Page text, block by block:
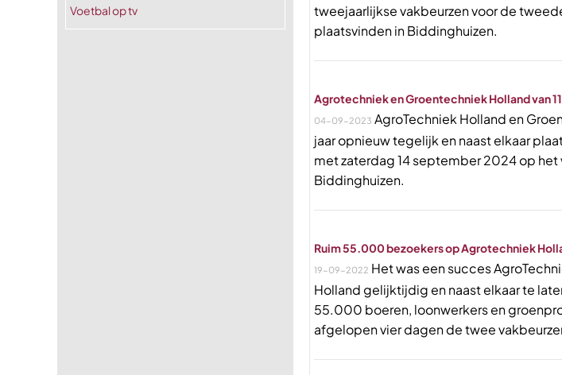
Voetbal op tv
tweejaarlijkse vakbeurzen voor de
plaatsvinden in Biddinghuizen.
Agrotechniek en Groentechniek Holland van
04-09-2023 AgroTechniek Holland en
jaar opnieuw tegelijk en naast elkaar
met zaterdag 14 september 2024 op
Biddinghuizen.
Ruim 55.000 bezoekers op Agrotechniek
19-09-2022 Het was een succes
Holland gelijktijdig en naast elkaar te
55.000 boeren, loonwerkers en
afgelopen vier dagen de twee